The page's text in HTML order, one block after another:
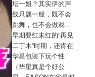
坛一姐？其实伊的声
线只属一般，既不会
跳舞，也不会做戏，
早期要红未红的“再见
二丁木”时期，还肯在
华星包装下玩个性
（华星真是个好公